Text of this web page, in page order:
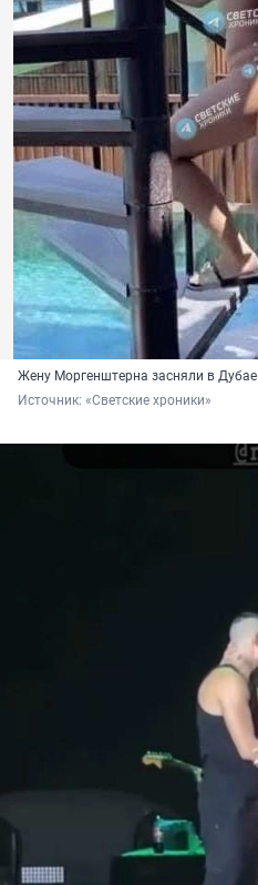
Жену Моргенштерна засняли в Дубае
Источник: «Светские хроники»